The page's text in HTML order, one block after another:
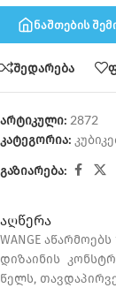
ნაშთების
შედარება
არტიკული: 2872
კატეგორია:
გაზიარება:
აღწერა
WANGE
დიზაინის
წელს,